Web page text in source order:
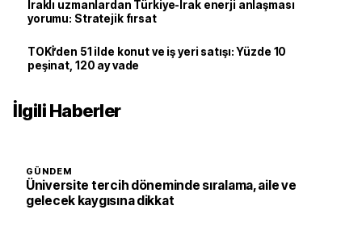
Iraklı uzmanlardan Türkiye-Irak enerji anlaşması
yorumu: Stratejik fırsat
TOKİ’den 51 ilde konut ve iş yeri satışı: Yüzde 10
peşinat, 120 ay vade
İlgili Haberler
GÜNDEM
Üniversite tercih döneminde sıralama, aile ve
gelecek kaygısına dikkat